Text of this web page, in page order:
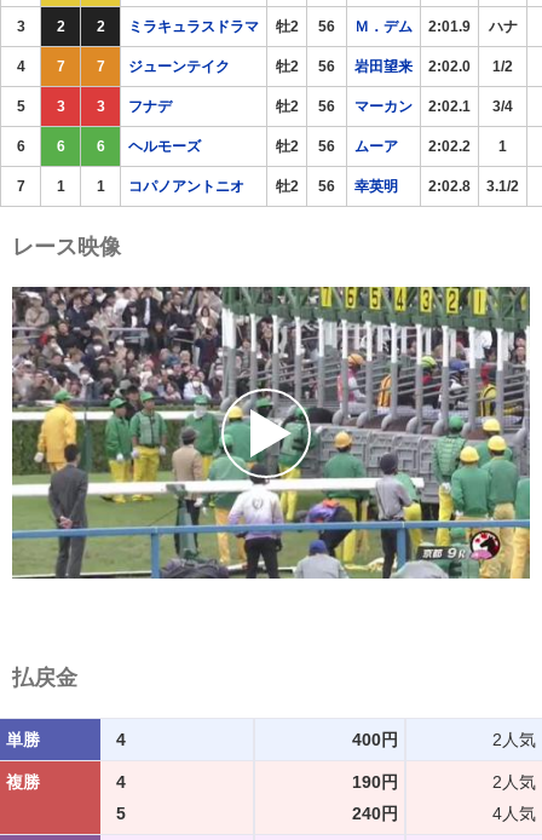
3 2 2 ミラキュラスドラマ 牡2 56 Ｍ．デム 2:01.9 ハナ
4 7 7 ジューンテイク 牡2 56 岩田望来 2:02.0 1/2
5 3 3 フナデ 牡2 56 マーカン 2:02.1 3/4
6 6 6 ヘルモーズ 牡2 56 ムーア 2:02.2 1
7 1 1 コパノアントニオ 牡2 56 幸英明 2:02.8 3.1/2
レース映像
払戻金
単勝 4 400円 2人気
複勝 4 190円
2人気
5
240円 4人気